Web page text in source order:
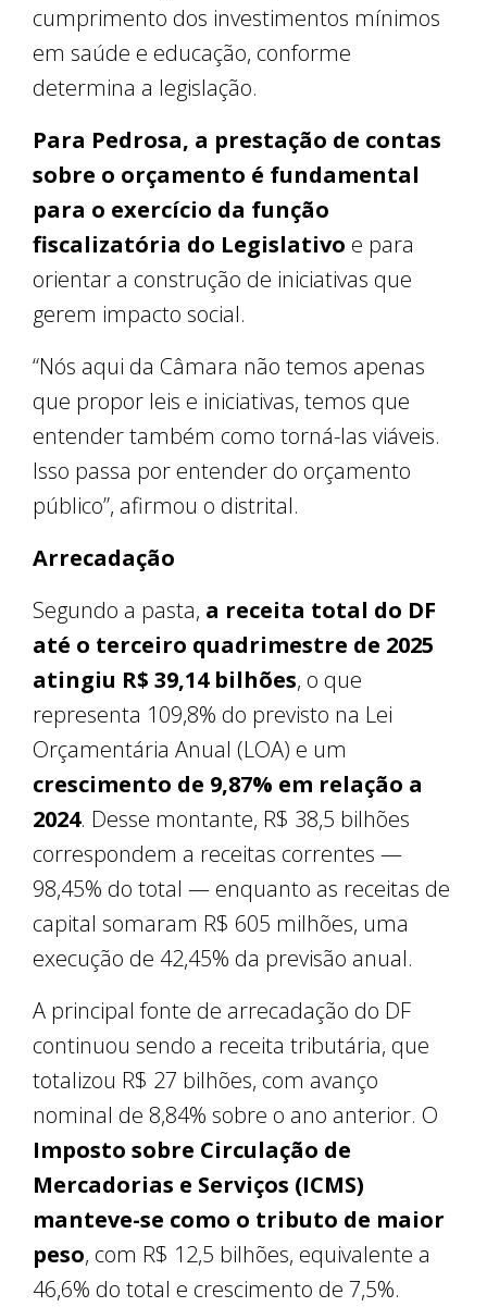
cumprimento dos investimentos mínimos
em saúde e educação, conforme
determina a legislação.
Para Pedrosa, a prestação de contas
sobre o orçamento é fundamental
para o exercício da função
fiscalizatória do Legislativo e para
orientar a construção de iniciativas que
gerem impacto social.
“Nós aqui da Câmara não temos apenas
que propor leis e iniciativas, temos que
entender também como torná-las viáveis.
Isso passa por entender do orçamento
público”, afirmou o distrital.
Arrecadação
Segundo a pasta, a receita total do DF
até o terceiro quadrimestre de 2025
atingiu R$ 39,14 bilhões, o que
representa 109,8% do previsto na Lei
Orçamentária Anual (LOA) e um
crescimento de 9,87% em relação a
2024. Desse montante, R$ 38,5 bilhões
correspondem a receitas correntes —
98,45% do total — enquanto as receitas de
capital somaram R$ 605 milhões, uma
execução de 42,45% da previsão anual.
A principal fonte de arrecadação do DF
continuou sendo a receita tributária, que
totalizou R$ 27 bilhões, com avanço
nominal de 8,84% sobre o ano anterior. O
Imposto sobre Circulação de
Mercadorias e Serviços (ICMS)
manteve-se como o tributo de maior
peso, com R$ 12,5 bilhões, equivalente a
46,6% do total e crescimento de 7,5%.